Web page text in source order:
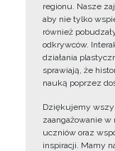
regionu. Nasze
aby nie tylko
również
odkrywców.
działania
sprawiają, że
nauką poprzez
Dziękujemy
zaangażowanie
uczniów oraz
inspiracji. Mamy